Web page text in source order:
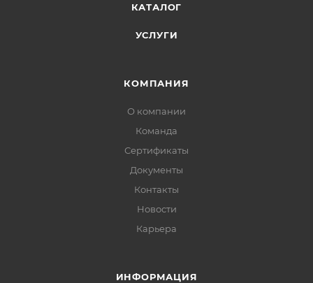
КАТАЛОГ
УСЛУГИ
КОМПАНИЯ
О компании
Команда
Сертификаты
Документы
Контакты
Новости
Карьера
ИНФОРМАЦИЯ